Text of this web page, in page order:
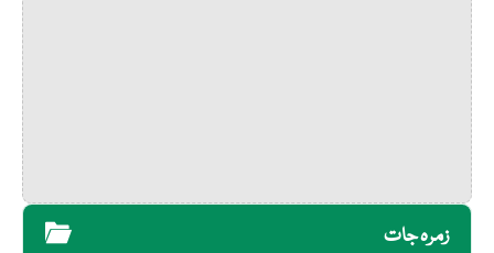
زمرہ جات